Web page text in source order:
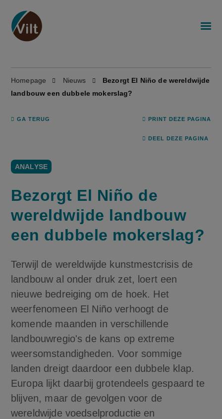
Homepage Nieuws
Bezorgt El Niño de wereldwijde
landbouw een dubbele mokerslag?
GA TERUG PRINT DEZE PAGINA
DEEL DEZE PAGINA
ANALYSE
Bezorgt El Niño de
wereldwijde landbouw
een dubbele mokerslag?
Terwijl de wereldwijde kunstmestcrisis de
landbouw al onder druk zet, loert een
nieuwe bedreiging om de hoek. Het
weerfenomeen El Niño verhoogt de
komende maanden in verschillende
landbouwregio's de kans op extreme
weersomstandigheden. Voor sommige
landen dreigt daardoor een dubbele klap.
Europa lijkt daarbij grotendeels gespaard te
blijven, maar de gevolgen voor de
wereldwijde voedselproductie en